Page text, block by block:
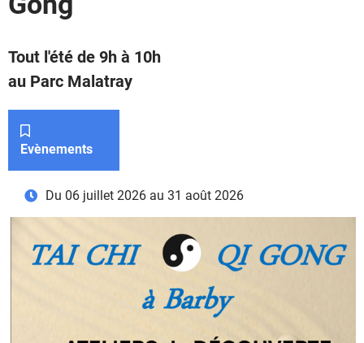
Tout l'été de 9h à 10h
au Parc Malatray
Evènements
Du 06 juillet 2026 au 31 août 2026